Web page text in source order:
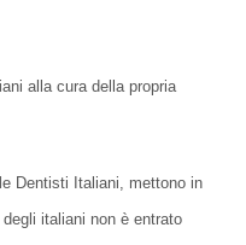
alla cura della propria
Dentisti Italiani, mettono in
italiani non è entrato